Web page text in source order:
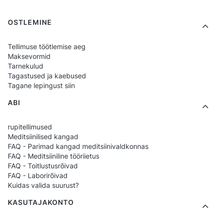
Toitlustusriided valmis motiividega
Aksessuaarid ettevalmistatud
graafikatega
Miks kliendid valivad valmis
Valmis mustrid on ideaalne kompromiss
esteetika ja teostuse kiirus vahel. Kliendid
valivad need, kuna need võimaldavad
toote trükiga ilma projekteerimata
samas professionaalse välimuse. See
Footer menu
OSTLEMINE
Tellimuse töötlemise aeg
Maksevormid
Tarnekulud
Tagastused ja kaebused
Tagane lepingust siin
ABI
rupitellimused
Meditsiinilised kangad
FAQ - Parimad kangad meditsiinivaldkonnas
FAQ - Meditsiiniline tööriietus
FAQ - Toitlustusrõivad
FAQ - Laborirõivad
Kuidas valida suurust?
KASUTAJAKONTO